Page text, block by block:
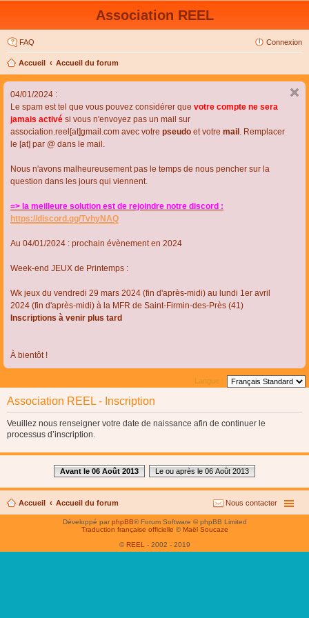
Association REEL
FAQ Connexion
Accueil Accueil du forum
04/01/2024 :
Le spam est tel que vous pouvez considérer que votre compte ne sera
jamais activé si vous n'envoyez pas un mail sur
association.reel[at]gmail.com avec votre pseudo et votre mail . Remplacer
le [at] par @ dans le mail.
Nous n'avons malheureusement pas le temps de nous pencher sur la
question dans les jours qui viennent.
=> la meilleure solution est de rejoindre notre discord :
https://discord.gg/TvhyNAQ
Au 04/01/2024 : prochain évènement en 2024
Week-end JEUX de Printemps :
Wk jeux du vendredi 29 mars 2024 (fin d'après-midi) au lundi 1er avril
2024 (fin d'après-midi) à la MFR de Saint-Firmin-des-Près (41)
Inscriptions à venir plus tard
À bientôt !
Langue :
Association REEL - Inscription
Veuillez nous renseigner votre date de naissance afin de continuer le
processus d’inscription.
Avant le 06 Août 2013 Le ou après le 06 Août 2013
Accueil Accueil du forum Nous contacter
Développé parphpBB® Forum Software © phpBB Limited
Traduction française officielle © Maël Soucaze
© REEL - 2002 - 2019